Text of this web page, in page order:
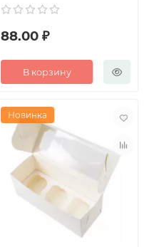
88.00 ₽
В корзину
Новинка